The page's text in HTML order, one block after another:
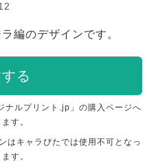
編のデザインです。
る
ルプリント.jp」の購入ページへ
す。
はキャラぴたでは使用不可となっ
す。